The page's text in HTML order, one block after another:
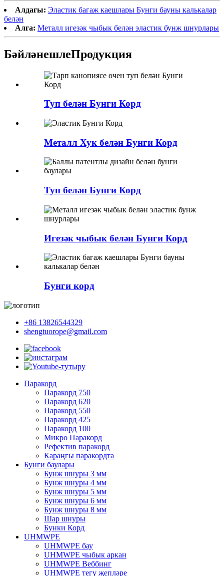
Алдагы: Эластик багаж каешлары Бунги бауны калькалар
белән
Алга: Металл игезәк чыбык белән эластик бунж шнурлары
БәйләнешлеПродукция
Туп белән Бунги Корд
Металл Хук белән Бунги Корд
Туп белән Бунги Корд
Игезәк чыбык белән Бунги Корд
Бунги корд
+86 13826544329
shengtuorope@gmail.com
Паракорд
Паракорд 750
Паракорд 620
Паракорд 550
Паракорд 425
Паракорд 100
Микро Паракорд
Рефектив паракорд
Караңгы паракордта
Бунги баулары
Бунж шнуры 3 мм
Бунж шнуры 4 мм
Бунж шнуры 5 мм
Бунж шнуры 6 мм
Бунж шнуры 8 мм
Шар шнуры
Бунки Корд
UHMWPE
UHMWPE бау
UHMWPE чыбык аркан
UHMWPE Веббинг
UHMWPE тегү җепләре